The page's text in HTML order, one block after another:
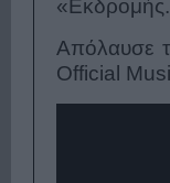
«Εκδρομής.
Απόλαυσε
Official